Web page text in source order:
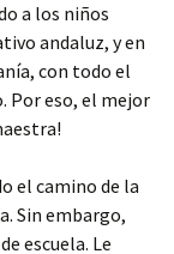
a los niños
andaluz, y en
con todo el
Por eso, el mejor
el camino de la
Sin embargo,
escuela. Le